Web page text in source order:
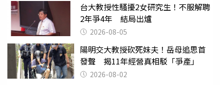
台大教授性騷擾2女研究生！不服解聘
2年爭4年 結局出爐
2026-08-05
陽明交大教授砍死妹夫！岳母追思首
發聲 揭11年經營真相駁「爭產」
2026-08-02